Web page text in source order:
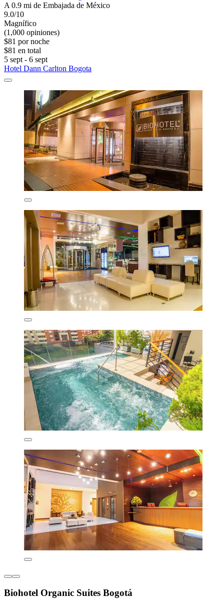
A 0.9 mi de Embajada de México
9.0/10
Magnífico
(1,000 opiniones)
$81 por noche
$81 en total
5 sept - 6 sept
Hotel Dann Carlton Bogota
Biohotel Organic Suites Bogotá